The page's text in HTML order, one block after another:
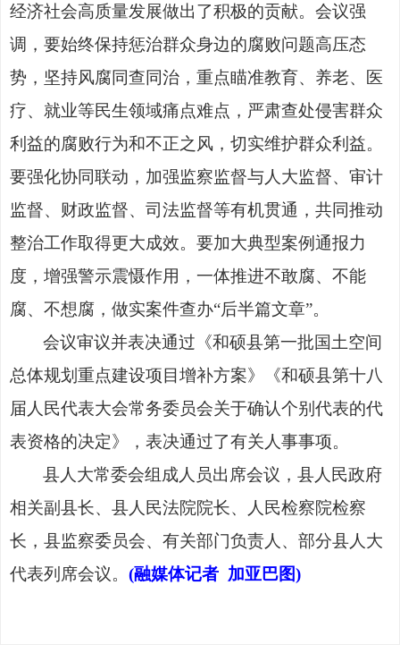
经济社会高质量发展做出了积极的贡献。会议强
调，要始终保持惩治群众身边的腐败问题高压态
势，坚持风腐同查同治，重点瞄准教育、养老、医
疗、就业等民生领域痛点难点，严肃查处侵害群众
利益的腐败行为和不正之风，切实维护群众利益。
要强化协同联动，加强监察监督与人大监督、审计
监督、财政监督、司法监督等有机贯通，共同推动
整治工作取得更大成效。要加大典型案例通报力
度，增强警示震慑作用，一体推进不敢腐、不能
腐、不想腐，做实案件查办“后半篇文章”。
会议审议并表决通过《和硕县第一批国土空间
总体规划重点建设项目增补方案》《和硕县第十八
届人民代表大会常务委员会关于确认个别代表的代
表资格的决定》，表决通过了有关人事事项。
县人大常委会组成人员出席会议，县人民政府
相关副县长、县人民法院院长、人民检察院检察
长，县监察委员会、有关部门负责人、部分县人大
代表列席会议。 (融媒体记者 加亚巴图)